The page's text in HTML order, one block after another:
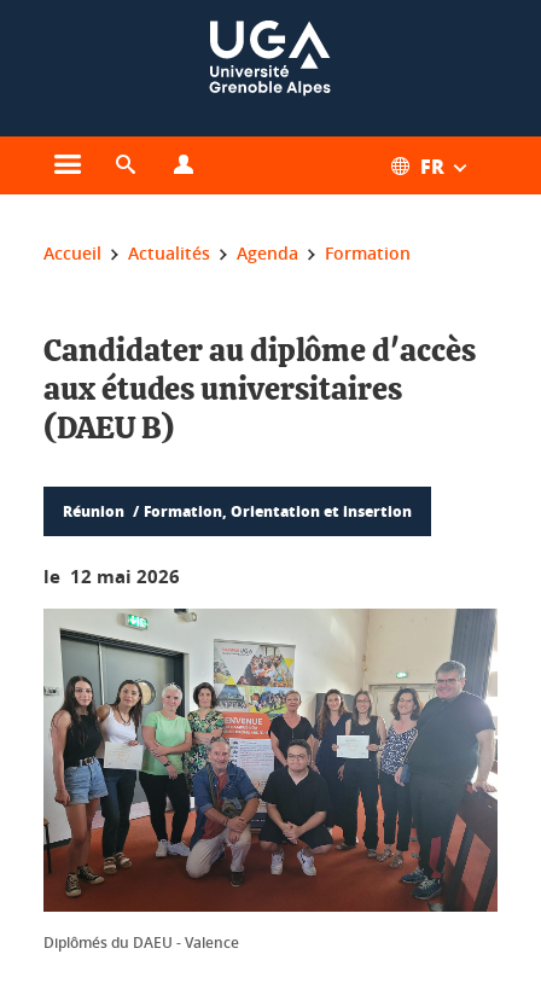
Ouvrir le menu principal
Ouvrir le moteur de recherche FR
Vous êtes ici :
Accueil Actualités Agenda Formation
Candidater au diplôme d'accès
aux études universitaires
(DAEU B)
Réunion Formation, Orientation et insertion
le 12 mai 2026
Diplômés du DAEU - Valence